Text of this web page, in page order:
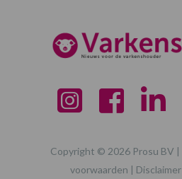
Copyright © 2026 Prosu BV |
voorwaarden | Disclaimer